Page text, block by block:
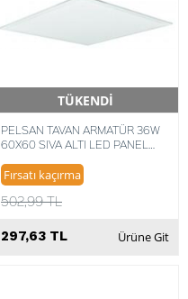
TÜKENDİ
Hızlı Teslimat
PELSAN TAVAN ARMATÜR 36W
60X60 SIVA ALTI LED PANEL
Fırsatı kaçırma
502,99 TL
297,63 TL Ürüne Git